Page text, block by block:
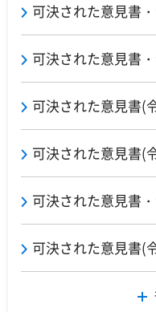
可決された意見書
可決された意見書
可決された意見書(
可決された意見書(
可決された意見書
可決された意見書(